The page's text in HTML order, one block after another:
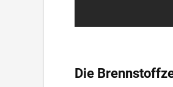
Die